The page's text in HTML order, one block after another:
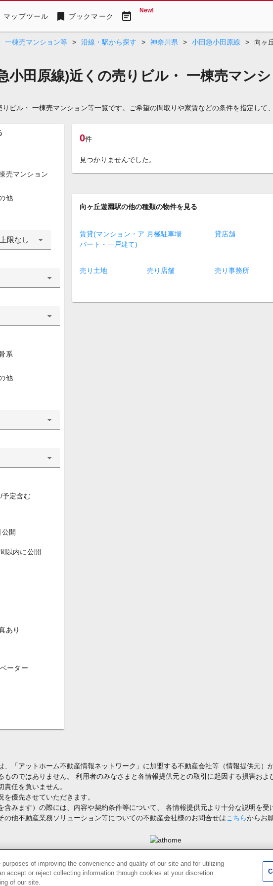
マップツール bookmark ブックマーク event_note New!
一棟売マンション等 > 沿線・駅から探す > 神奈川県 > 小田急小田原線 > 向ヶ
小田原線)近くの売りビル・ 一棟売マン
ビル・ 一棟売マンション等一覧です。ご希望の間取りや家賃などの条件を指定して
売マンション
他
上限なし
系
他
予定含む
公開
以内に公開
あり
ーター
0件
見つかりませんでした。
向ヶ丘遊園駅の他の種類の物件を見る
賃貸(マンション・ア
パート・一戸建て)
月極駐車場 貸店舗
売り土地 売り店舗 売り事務所
、「アットホーム不動産情報ネットワーク」に加盟する不動産会社等（情報提供元
ものではありません。 利用者のみなさまと各情報提供元との取引に起因する損害お
任を負いません。
優先させていただきます。
みます）の際には、内容や契約条件等について、 各情報提供元より十分な説明を受
の他不動産業務ソリューション等についての不動産会社様のお問合せはこちらからお
情報の無断転載を禁止します。著作権はアットホーム（株）またはその情報提供者に帰属します。
ます。 0
of improving the convenience and quality of our site and for utilizing
accept or reject collecting information through cookies at your discretion
of our site.